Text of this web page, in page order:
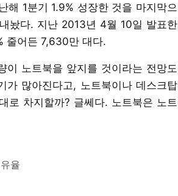
1분기 1.9% 성장한 것을 마지막으
놨다. 지난 2013년 4월 10일 발표한
줄어든 7,630만 대다.
이 노트북을 앞지를 것이라는 전망도
가 많아진다고, 노트북이나 데스크탑
로 차지할까? 글쎄다. 노트북은 노트
율